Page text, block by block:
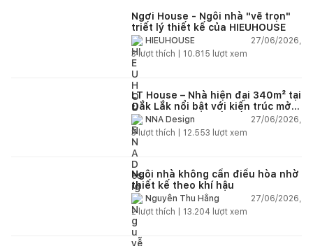
Ngơi House - Ngôi nhà "vẽ trọn"
triết lý thiết kế của HIEUHOUSE
HIEUHOUSE
27/06/2026,
3lượt thích | 10.815 lượt xem
LT House – Nhà hiện đại 340m² tại
Đắk Lắk nổi bật với kiến trúc mở
và hệ sân vườn kết nối thiên
nhiên
NNA Design
27/06/2026,
3lượt thích | 12.553 lượt xem
Ngôi nhà không cần điều hòa nhờ
thiết kế theo khí hậu
Nguyễn Thu Hằng
27/06/2026,
2lượt thích | 13.204 lượt xem